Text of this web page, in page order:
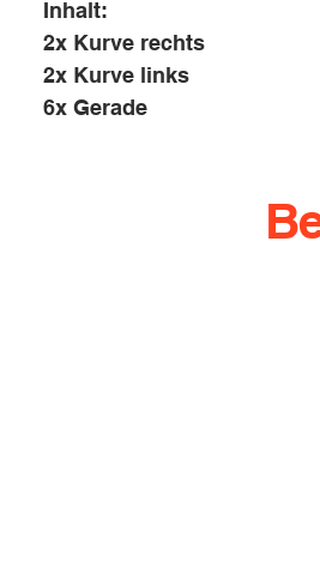
Inhalt:
2x Kurve rechts
2x Kurve links
6x Gerade